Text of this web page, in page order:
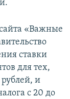
«Важные
ставки
для тех,
и
с 20 до